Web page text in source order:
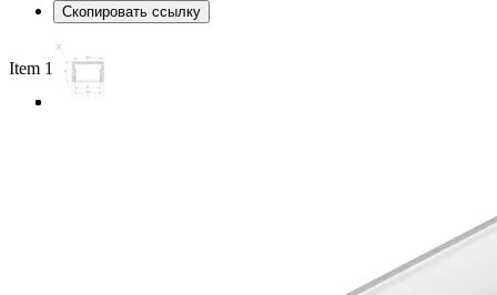
Скопировать ссылку
Item 1 of 3